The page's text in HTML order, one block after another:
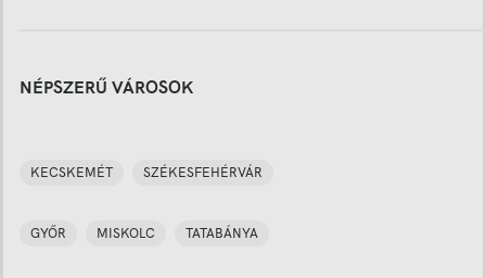
NÉPSZERŰ VÁROSOK
KECSKEMÉT SZÉKESFEHÉRVÁR
GYŐR MISKOLC TATABÁNYA